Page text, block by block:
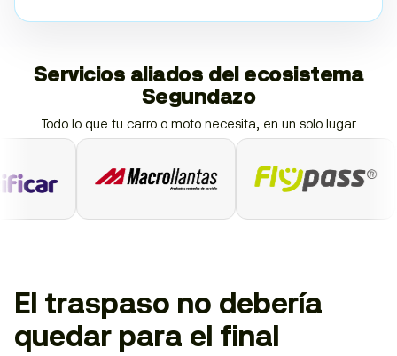
Servicios aliados del ecosistema
Segundazo
Todo lo que tu carro o moto necesita, en un solo lugar
El traspaso no debería
quedar para el final